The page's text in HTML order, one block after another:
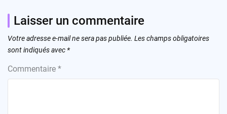
Laisser un commentaire
Votre adresse e-mail ne sera pas publiée. Les champs obligatoires
sont indiqués avec *
Commentaire *